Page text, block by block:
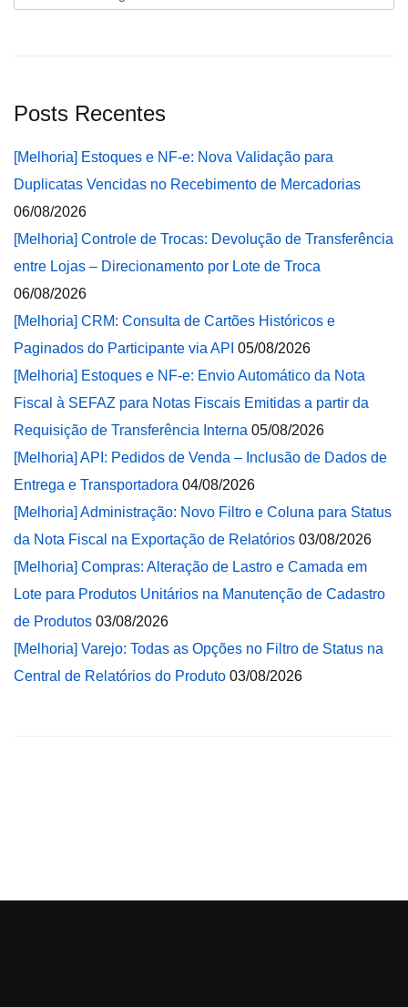
Posts Recentes
[Melhoria] Estoques e NF-e: Nova Validação para
Duplicatas Vencidas no Recebimento de Mercadorias
06/08/2026
[Melhoria] Controle de Trocas: Devolução de Transferência
entre Lojas – Direcionamento por Lote de Troca
06/08/2026
[Melhoria] CRM: Consulta de Cartões Históricos e
Paginados do Participante via API 05/08/2026
[Melhoria] Estoques e NF-e: Envio Automático da Nota
Fiscal à SEFAZ para Notas Fiscais Emitidas a partir da
Requisição de Transferência Interna 05/08/2026
[Melhoria] API: Pedidos de Venda – Inclusão de Dados de
Entrega e Transportadora 04/08/2026
[Melhoria] Administração: Novo Filtro e Coluna para Status
da Nota Fiscal na Exportação de Relatórios 03/08/2026
[Melhoria] Compras: Alteração de Lastro e Camada em
Lote para Produtos Unitários na Manutenção de Cadastro
de Produtos 03/08/2026
[Melhoria] Varejo: Todas as Opções no Filtro de Status na
Central de Relatórios do Produto 03/08/2026